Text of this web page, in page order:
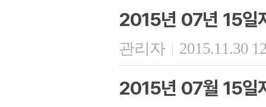
2015년 07년 15일
관리자 | 2015.11.30
2015년 07월 15일